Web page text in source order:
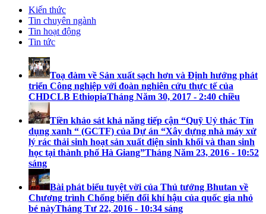
Kiến thức
Tin chuyên ngành
Tin hoạt động
Tin tức
Toạ đàm về Sản xuất sạch hơn và Định hướng phát
triển Công nghiệp với đoàn nghiên cứu thực tế của
CHDCLB EthiopiaTháng Năm 30, 2017 - 2:40 chiều
Tiền khảo sát khả năng tiếp cận “Quỹ Uỷ thác Tín
dụng xanh “ (GCTF) của Dự án “Xây dựng nhà máy xử
lý rác thải sinh hoạt sản xuất điện sinh khối và than sinh
học tại thành phố Hà Giang”Tháng Năm 23, 2016 - 10:52
sáng
Bài phát biểu tuyệt vời của Thủ tướng Bhutan về
Chương trình Chống biến đổi khí hậu của quốc gia nhỏ
bé nàyTháng Tư 22, 2016 - 10:34 sáng